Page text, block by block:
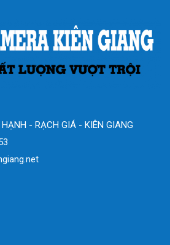
- RẠCH GIÁ - KIÊN GIANG